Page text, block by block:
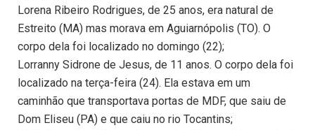
Lorena Ribeiro Rodrigues, de 25 anos, era natural de
Estreito (MA) mas morava em Aguiarnópolis (TO). O
corpo dela foi localizado no domingo (22);
Lorranny Sidrone de Jesus, de 11 anos. O corpo dela foi
localizado na terça-feira (24). Ela estava em um
caminhão que transportava portas de MDF, que saiu de
Dom Eliseu (PA) e que caiu no rio Tocantins;